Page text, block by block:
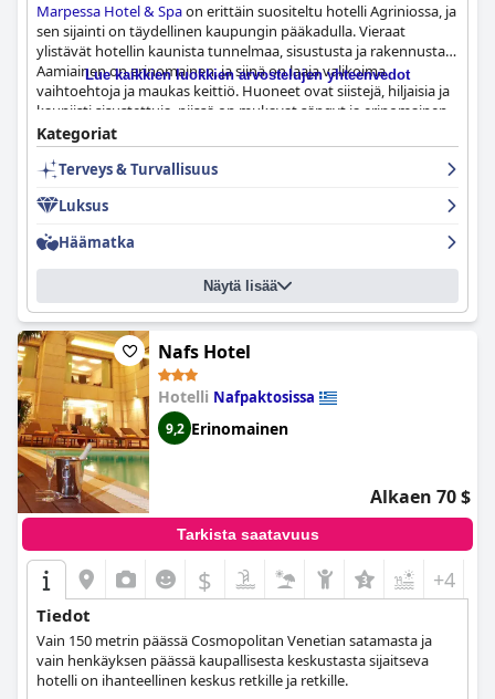
Marpessa Hotel & Spaon erittäin suositeltu hotelli Agriniossa, ja
sen sijainti on täydellinen kaupungin pääkadulla. Vieraat
ylistävät hotellin kaunista tunnelmaa, sisustusta ja rakennusta.
Aamiainen on erinomainen, ja siinä on laaja valikoima
vaihtoehtoja ja maukas keittiö. Huoneet ovat siistejä, hiljaisia ​​ja
kauniisti sisustettuja, niissä on mukavat sängyt ja erinomainen
siivouspalvelu. Hotelli on viehättävä, viihtyisä ja kaikki on
moitteetonta pienintä yksityiskohtaa myöten. Henkilökunta on
erinomaista, he ovat lämpimiä ja vieraanvaraisia, kohteliaita,
Marpessa Hotel & Spa
n olevan moderni, mukava ja täydellinen
paikka yöpyä aluetta tutkiessa.
Lue kaikkien luokkien arvostelujen yhteenvedot
Kategoriat
Terveys & Turvallisuus
Luksus
Häämatka
Näytä lisää
Nafs Hotel
Hotelli Nafpaktosissa
9,2 Erinomainen
Alkaen 70 $
Tarkista saatavuus
$ +4
Tiedot
Vain 150 metrin päässä Cosmopolitan Venetian satamasta ja
vain henkäyksen päässä kaupallisesta keskustasta sijaitseva
hotelli on ihanteellinen keskus retkille ja retkille.